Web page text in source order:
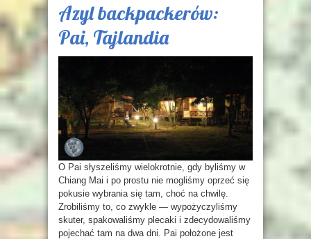
Azyl backpackerów:
Pai, Tajlandia
O Pai słyszeliśmy wielokrotnie, gdy byliśmy w
Chiang Mai i po prostu nie mogliśmy oprzeć się
pokusie wybrania się tam, choć na chwilę.
Zrobiliśmy to, co zwykle — wypożyczyliśmy
skuter, spakowaliśmy plecaki i zdecydowaliśmy
pojechać tam na dwa dni. Pai położone jest